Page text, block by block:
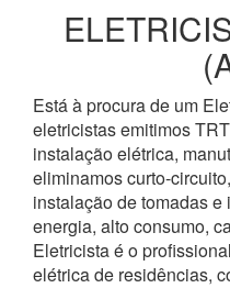
Está à procura de um
eletricistas emitimos
instalação elétrica,
eliminamos curto-
instalação de tomadas e
energia, alto consumo,
Eletricista é o
elétrica de residências,